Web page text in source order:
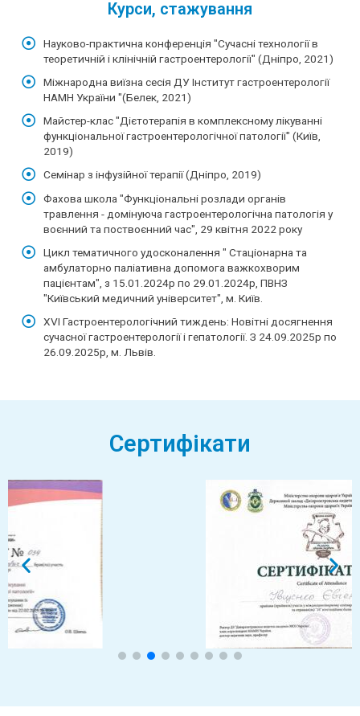
Курси, стажування
Науково-практична конференція "Сучасні технології в
теоретичній і клінічній гастроентерології" (Дніпро, 2021)
Міжнародна виїзна сесія ДУ Інститут гастроентерології
НАМН України "(Белек, 2021)
Майстер-клас "Дієтотерапія в комплексному лікуванні
функціональної гастроентерологічної патології" (Київ,
2019)
Семінар з інфузійної терапії (Дніпро, 2019)
Фахова школа "Функціональні розлади органів
травлення - домінуюча гастроентерологічна патологія у
воєнний та поствоєнний час", 29 квітня 2022 року
Цикл тематичного удосконалення " Стаціонарна та
амбулаторно паліативна допомога важкохворим
пацієнтам", з 15.01.2024р по 29.01.2024р, ПВНЗ
"Київський медичний університет", м. Київ.
XVI Гастроентерологічний тиждень: Новітні досягнення
сучасної гастроентерології і гепатології. З 24.09.2025р по
26.09.2025р, м. Львів.
Сертифікати